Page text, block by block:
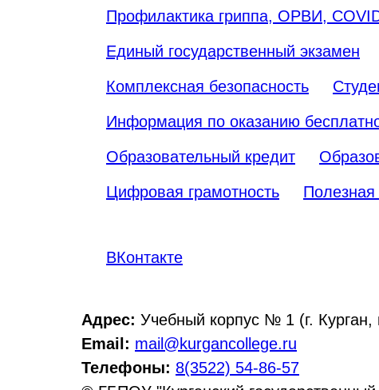
Профилактика гриппа, ОРВИ,
Единый государственный экзамен
Комплексная безопасность
Информация по оказанию
Образовательный кредит
Цифровая грамотность
ВКонтакте
Адрес: Учебный корпус № 1 (г. Курган,
Email: mail@kurgancollege.ru
Телефоны: 8(3522) 54-86-57